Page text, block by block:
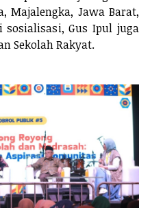
Majalengka, Jawa Barat,
sosialisasi, Gus Ipul juga
Sekolah Rakyat.